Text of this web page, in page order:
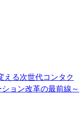
える次世代コンタク
ョン改革の最前線～